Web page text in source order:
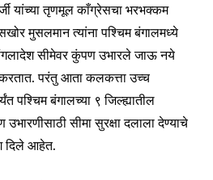
यांच्या तृणमूल काँग्रेसचा भरभक्कम
मुसलमान त्यांना पश्चिम बंगालमध्ये
सीमेवर कुंपण उभारले जाऊ नये
करतात. परंतु आता कलकत्ता उच्च
पश्चिम बंगालच्या ९ जिल्ह्यातील
सीमा सुरक्षा दलाला देण्याचे
दिले आहेत.